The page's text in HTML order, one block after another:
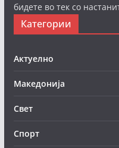
бидете во тек со
Категории
Актуелно
Македонија
Свет
Спорт